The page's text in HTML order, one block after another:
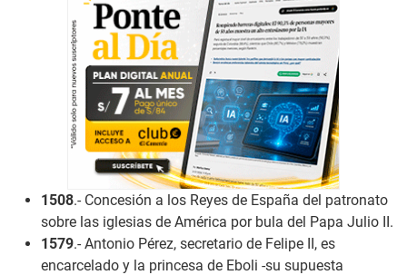
1508.- Concesión a los Reyes de España del patronato
sobre las iglesias de América por bula del Papa Julio II.
1579.- Antonio Pérez, secretario de Felipe II, es
encarcelado y la princesa de Eboli -su supuesta